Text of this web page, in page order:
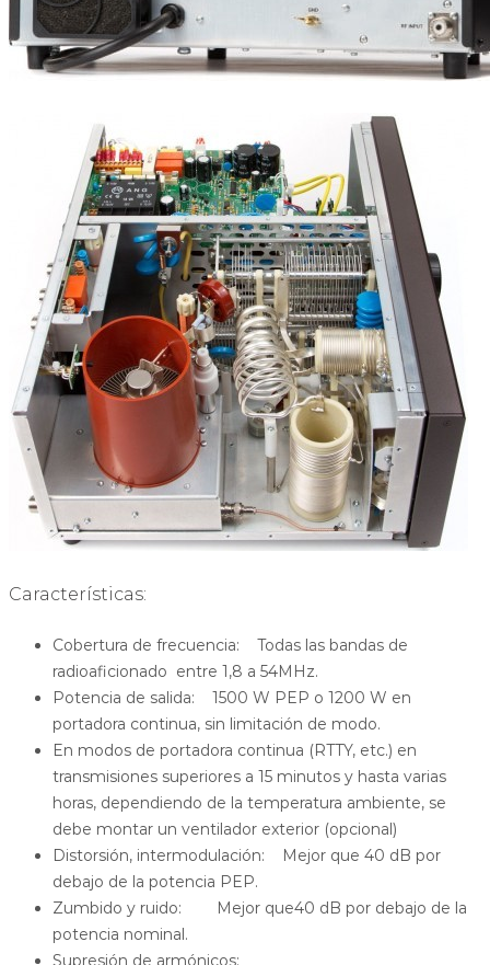
Características:
Cobertura de frecuencia: Todas las bandas de
radioaficionado entre 1,8 a 54MHz.
Potencia de salida: 1500 W PEP o 1200 W en
portadora continua, sin limitación de modo.
En modos de portadora continua (RTTY, etc.) en
transmisiones superiores a 15 minutos y hasta varias
horas, dependiendo de la temperatura ambiente, se
debe montar un ventilador exterior (opcional)
Distorsión, intermodulación: Mejor que 40 dB por
debajo de la potencia PEP.
Zumbido y ruido: Mejor que40 dB por debajo de la
potencia nominal.
Supresión de armónicos: